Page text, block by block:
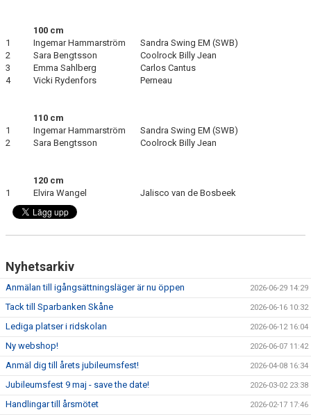
1
2
3
100 cm
Ingemar Hammarström
Sara Bengtsson
Emma Sahlberg
Sandra Swing EM (SWB)
Coolrock Billy Jean
Carlos Cantus
4
Vicki Rydenfors Perneau
1
2
110 cm
Ingemar Hammarström
Sara Bengtsson
Sandra Swing EM (SWB)
Coolrock Billy Jean
120 cm
1
Elvira Wangel Jalisco van de Bosbeek
Nyhetsarkiv
Anmälan till igångsättningsläger är nu öppen 2026-06-29 14:29
Tack till Sparbanken Skåne 2026-06-16 10:32
Lediga platser i ridskolan 2026-06-12 16:04
Ny webshop! 2026-06-07 11:42
Anmäl dig till årets jubileumsfest! 2026-04-08 16:34
Jubileumsfest 9 maj - save the date! 2026-03-02 23:38
Handlingar till årsmötet 2026-02-17 17:46